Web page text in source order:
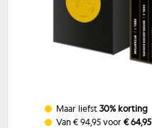
Maar liefst30% korting
Van € 94,95 voor€ 64,95